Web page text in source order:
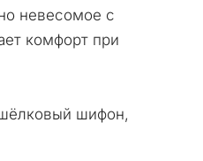
невесомое с
комфорт при
шифон,